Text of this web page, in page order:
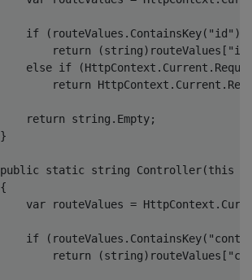
if ( routeValues . ContainsKey( "id" ))
return
(string) routeValues [
else if (HttpContext . Current .
return
HttpContext . Current .
return string . Empty;
}
public static string Controller(this
{
var routeValues = HttpContext .
if ( routeValues . ContainsKey(
return
(string) routeValues [